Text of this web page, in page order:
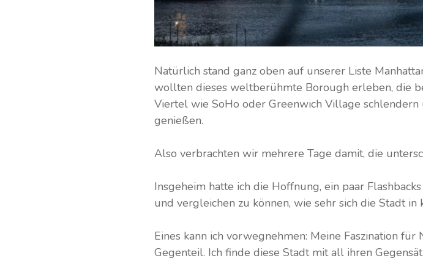
Natürlich stand ganz oben auf unserer Liste
wollten dieses weltberühmte Borough erleben, die
Viertel wie SoHo oder Greenwich Village
genießen.
Also verbrachten wir mehrere Tage damit, die
Insgeheim hatte ich die Hoffnung, ein paar
und vergleichen zu können, wie sehr sich die Stadt in
Eines kann ich vorwegnehmen: Meine Faszination
Gegenteil. Ich finde diese Stadt mit all ihren